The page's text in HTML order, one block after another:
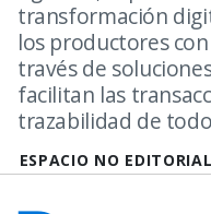
ESPACIO NO
transformación
los productores
través de
facilitan las
trazabilidad de